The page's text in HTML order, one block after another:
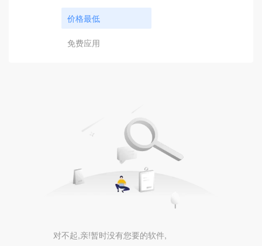
价格最低
免费应用
对不起,亲!暂时没有您要的软件,